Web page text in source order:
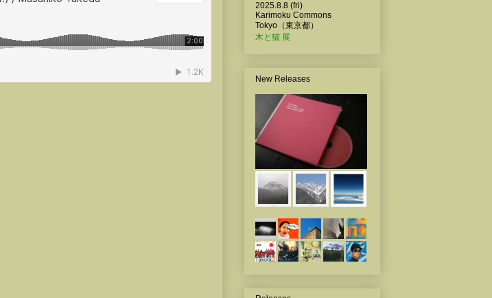
2025.8.8 (fri)
Karimoku Commons
Tokyo（東京都）
木と猫 展
New Releases